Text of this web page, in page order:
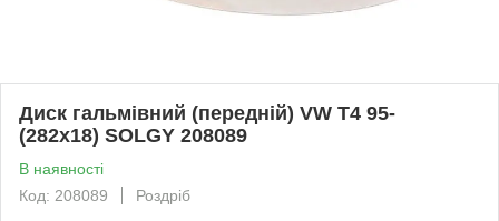
Диск гальмівний (передній) VW T4 95-
(282x18) SOLGY 208089
В наявності
Код: 208089
Роздріб